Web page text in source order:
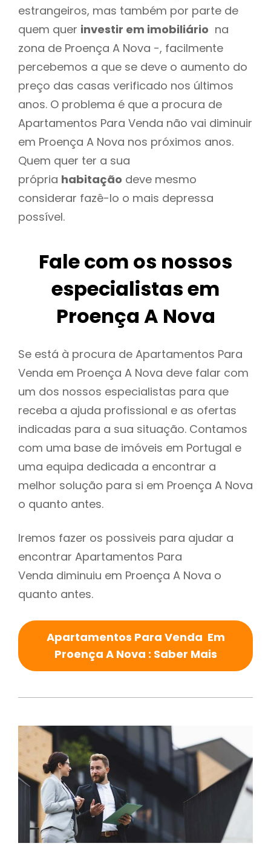
estrangeiros, mas também por parte de
quem quer investir em imobiliário na
zona de Proença A Nova -, facilmente
percebemos a que se deve o aumento do
preço das casas verificado nos últimos
anos. O problema é que a procura de
Apartamentos Para Venda não vai diminuir
em Proença A Nova nos próximos anos.
Quem quer ter a sua
própria habitação deve mesmo
considerar fazê-lo o mais depressa
possível.
Fale com os nossos
especialistas em
Proença A Nova
Se está à procura de Apartamentos Para
Venda em Proença A Nova deve falar com
um dos nossos especialistas para que
receba a ajuda profissional e as ofertas
indicadas para a sua situação. Contamos
com uma base de imóveis em Portugal e
uma equipa dedicada a encontrar a
melhor solução para si em Proença A Nova
o quanto antes.
Iremos fazer os possiveis para ajudar a
encontrar Apartamentos Para
Venda diminuiu em Proença A Nova o
quanto antes.
Apartamentos Para Venda Em
Proença A Nova : Saber Mais